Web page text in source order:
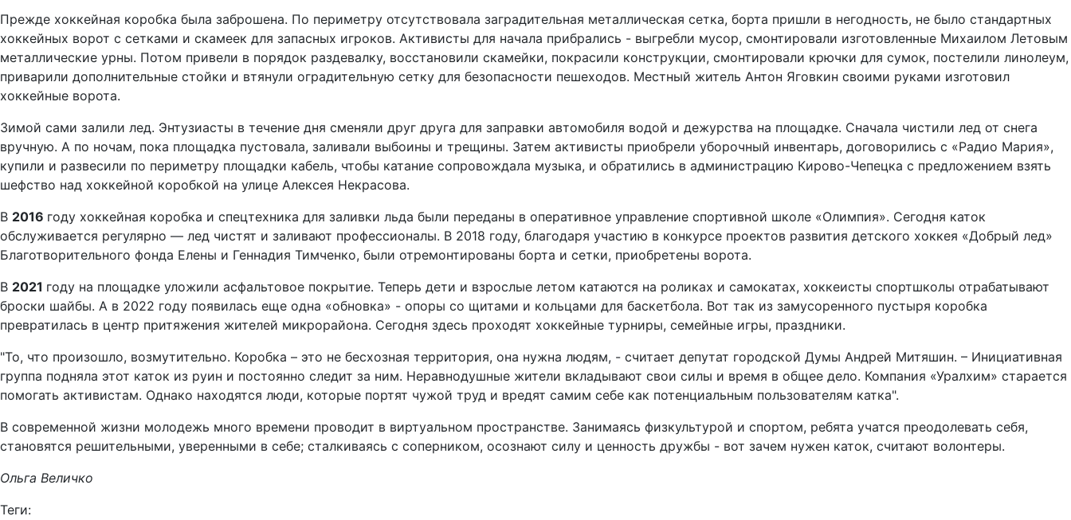
Прежде хоккейная коробка была заброшена. По периметру отсутствовала заградительная металлическая сетка, борта пришли в негодность, не было стандартных
хоккейных ворот с сетками и скамеек для запасных игроков. Активисты для начала прибрались - выгребли мусор, смонтировали изготовленные Михаилом Летовым
металлические урны. Потом привели в порядок раздевалку, восстановили скамейки, покрасили конструкции, смонтировали крючки для сумок, постелили линолеум,
приварили дополнительные стойки и втянули оградительную сетку для безопасности пешеходов. Местный житель Антон Яговкин своими руками изготовил
хоккейные ворота.
Зимой сами залили лед. Энтузиасты в течение дня сменяли друг друга для заправки автомобиля водой и дежурства на площадке. Сначала чистили лед от снега
вручную. А по ночам, пока площадка пустовала, заливали выбоины и трещины. Затем активисты приобрели уборочный инвентарь, договорились с «Радио Мария»,
купили и развесили по периметру площадки кабель, чтобы катание сопровождала музыка, и обратились в администрацию Кирово-Чепецка с предложением взять
шефство над хоккейной коробкой на улице Алексея Некрасова.
В 2016 году хоккейная коробка и спецтехника для заливки льда были переданы в оперативное управление спортивной школе «Олимпия». Сегодня каток
обслуживается регулярно — лед чистят и заливают профессионалы. В 2018 году, благодаря участию в конкурсе проектов развития детского хоккея «Добрый лед»
Благотворительного фонда Елены и Геннадия Тимченко, были отремонтированы борта и сетки, приобретены ворота.
В 2021 году на площадке уложили асфальтовое покрытие. Теперь дети и взрослые летом катаются на роликах и самокатах, хоккеисты спортшколы отрабатывают
броски шайбы. А в 2022 году появилась еще одна «обновка» - опоры со щитами и кольцами для баскетбола. Вот так из замусоренного пустыря коробка
превратилась в центр притяжения жителей микрорайона. Сегодня здесь проходят хоккейные турниры, семейные игры, праздники.
"То, что произошло, возмутительно. Коробка – это не бесхозная территория, она нужна людям, - считает депутат городской Думы Андрей Митяшин. – Инициативная
группа подняла этот каток из руин и постоянно следит за ним. Неравнодушные жители вкладывают свои силы и время в общее дело. Компания «Уралхим» старается
помогать активистам. Однако находятся люди, которые портят чужой труд и вредят самим себе как потенциальным пользователям катка".
В современной жизни молодежь много времени проводит в виртуальном пространстве. Занимаясь физкультурой и спортом, ребята учатся преодолевать себя,
становятся решительными, уверенными в себе; сталкиваясь с соперником, осознают силу и ценность дружбы - вот зачем нужен каток, считают волонтеры.
Ольга Величко
Теги: